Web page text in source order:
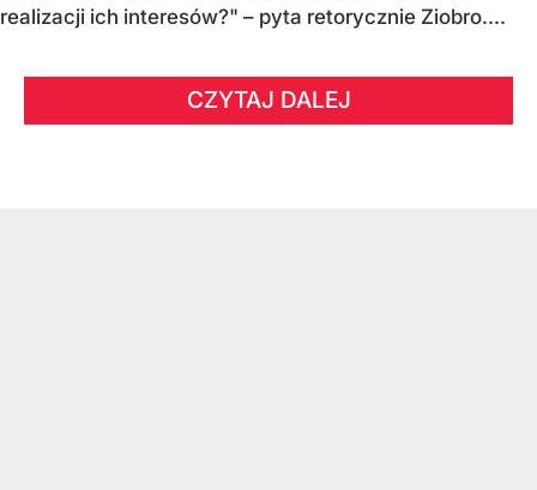
realizacji ich interesów?" – pyta retorycznie Ziobro....
CZYTAJ DALEJ